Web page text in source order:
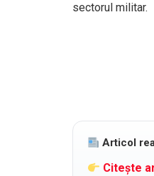
sectorul militar.
Articol
Citește